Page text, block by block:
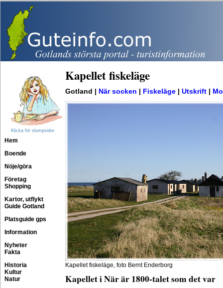
Klicka för slumpsidor
Hem
Boende
Nöje/göra
Företag
Shopping
Kartor, utflykt
Guide Gotland
Platsguide gps
Information
Nyheter
Fakta
Historia
Kultur
Natur
Kapellet fiskeläge
Gotland | När socken Fiskeläge Utskrift
Kapellet fiskeläge, foto Bernt Enderborg
Kapellet i När är 1800-talet som det var